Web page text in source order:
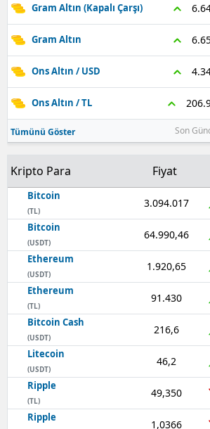
Gram Altın (Kapalı Çarşı)
Gram Altın
Ons Altın / USD
Ons Altın / TL
Tümünü Göster Son
Kripto Para Fiyat
Bitcoin
(TL)
3.094.017
Bitcoin
(USDT)
64.990,46
Ethereum
(USDT)
1.920,65
Ethereum
(TL)
91.430
Bitcoin Cash
(USDT)
216,6
Litecoin
(USDT)
46,2
Ripple
(TL)
49,350
Ripple
1,0366